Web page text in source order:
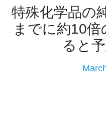
特殊化学品の
までに約10
ると